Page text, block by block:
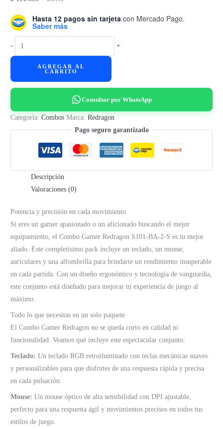
Hasta 12 pagos sin tarjeta con Mercado Pago.
Saber más
-
Combo
Gamer
Redragon
S
cantidad
+
AGREGAR AL
CARRITO
Consultar por WhatsApp
Categoría:Combos Marca:Redragon
Pago seguro garantizado
Descripción
Valoraciones (0)
Potencia y precisión en cada movimiento
Si eres un gamer apasionado o un aficionado buscando el mejor
equipamiento, el Combo Gamer Redragon S101-BA-2-S es tu mejor
aliado. Este completísimo pack incluye un teclado, un mouse,
auriculares y una alfombrilla para brindarte un rendimiento insuperable
en cada partida. Con un diseño ergonómico y tecnología de vanguardia,
este conjunto está diseñado para mejorar tu experiencia de juego al
máximo.
Todo lo que necesitas en un solo paquete
El Combo Gamer Redragon no se queda corto en calidad ni
funcionalidad. Veamos qué incluye este espectacular conjunto:
Teclado: Un teclado RGB retroiluminado con teclas mecánicas suaves
y personalizables para que disfrutes de una respuesta rápida y precisa
en cada pulsación.
Mouse: Un mouse óptico de alta sensibilidad con DPI ajustable,
perfecto para una respuesta ágil y movimientos precisos en todos tus
estilos de juego.